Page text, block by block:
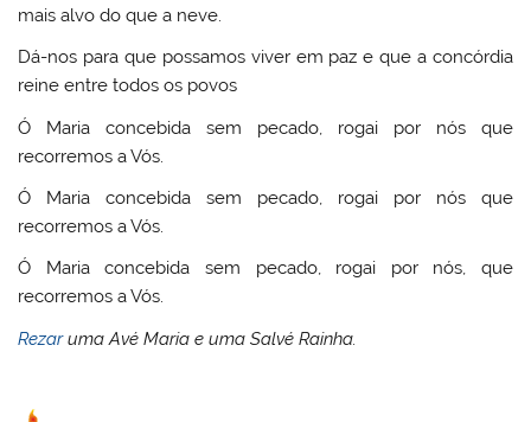
mais alvo do que a neve.
Dá-nos para que possamos viver em paz e que a concórdia
reine entre todos os povos
Ó Maria concebida sem pecado, rogai por nós que
recorremos a Vós.
Ó Maria concebida sem pecado, rogai por nós que
recorremos a Vós.
Ó Maria concebida sem pecado, rogai por nós, que
recorremos a Vós.
Rezaruma Avé Maria e uma Salvé Rainha.